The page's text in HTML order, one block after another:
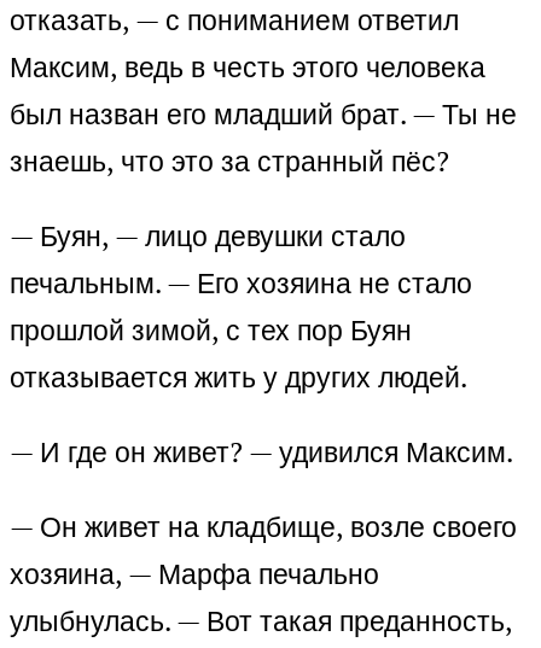
отказать, — с пониманием ответил
Максим, ведь в честь этого человека
был назван его младший брат. — Ты не
знаешь, что это за странный пёс?
— Буян, — лицо девушки стало
печальным. — Его хозяина не стало
прошлой зимой, с тех пор Буян
отказывается жить у других людей.
— И где он живет? — удивился Максим.
— Он живет на кладбище, возле своего
хозяина, — Марфа печально
улыбнулась. — Вот такая преданность,